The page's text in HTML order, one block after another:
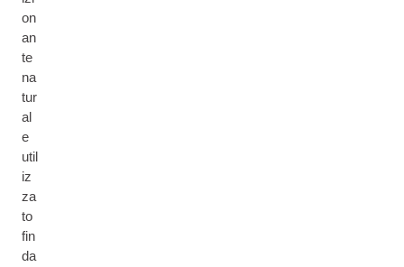
on
an
te
na
tur
al
e
util
iz
za
to
fin
da